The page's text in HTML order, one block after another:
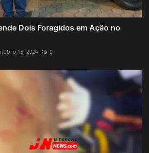
Dois Foragidos em Ação no
15, 2024 0